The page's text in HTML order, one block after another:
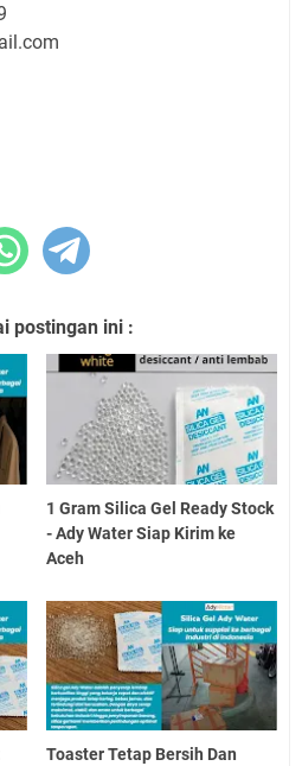
postingan ini :
1 Gram Silica Gel Ready Stock
- Ady Water Siap Kirim ke
Aceh
Toaster Tetap Bersih Dan